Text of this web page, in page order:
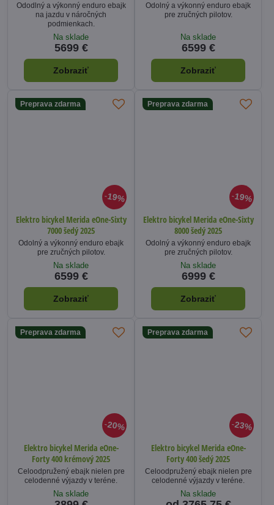
Ododlný a výkonný enduro ebajk
na jazdu v náročných
podmienkach.
Na sklade
5699 €
Zobraziť
Odolný a výkonný enduro ebajk
pre zručných pilotov.
Na sklade
6599 €
Zobraziť
19%
Preprava zdarma
Elektro bicykel Merida eOne-Sixty
7000 šedý 2025
Odolný a výkonný enduro ebajk
pre zručných pilotov.
Na sklade
6599 €
Zobraziť
19%
Preprava zdarma
Elektro bicykel Merida eOne-Sixty
8000 šedý 2025
Odolný a výkonný enduro ebajk
pre zručných pilotov.
Na sklade
6999 €
Zobraziť
20%
Preprava zdarma
Elektro bicykel Merida eOne-
Forty 400 krémový 2025
Celoodpružený ebajk nielen pre
celodenné výjazdy v teréne.
Na sklade
23%
Preprava zdarma
Elektro bicykel Merida eOne-
Forty 400 šedý 2025
Celoodpružený ebajk nielen pre
celodenné výjazdy v teréne.
Na sklade